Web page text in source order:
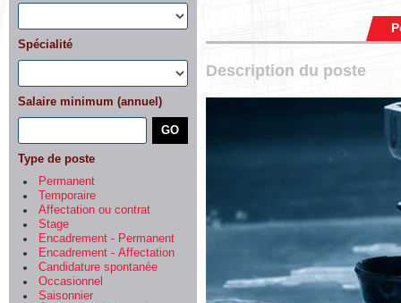
Spécialité
Salaire minimum (annuel)
Type de poste
Permanent
Temporaire
Affectation ou contrat
Stage
Encadrement - Permanent
Encadrement - Affectation
Candidature spontanée
Occasionnel
Saisonnier
Description du poste